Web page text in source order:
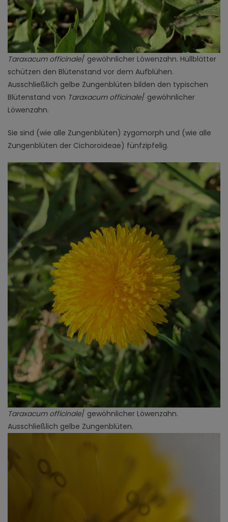
Taraxacum officinale/ gewöhnlicher Löwenzahn. Hüllblätter
schützen den Blütenstand vor dem Aufblühen.
Ausschließlich gelbe Zungenblüten bilden den typischen
Blütenstand von Taraxacum officinale/ gewöhnlicher
Löwenzahn.
Sie sind (wie alle Zungenblüten) zygomorph und (wie alle
Zungenblüten der Cichoroideae) fünfzipfelig.
Taraxacum officinale/ gewöhnlicher Löwenzahn.
Ausschließlich gelbe Zungenblüten.